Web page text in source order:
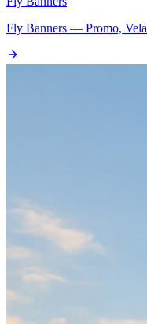
Fly Banners — Promo,